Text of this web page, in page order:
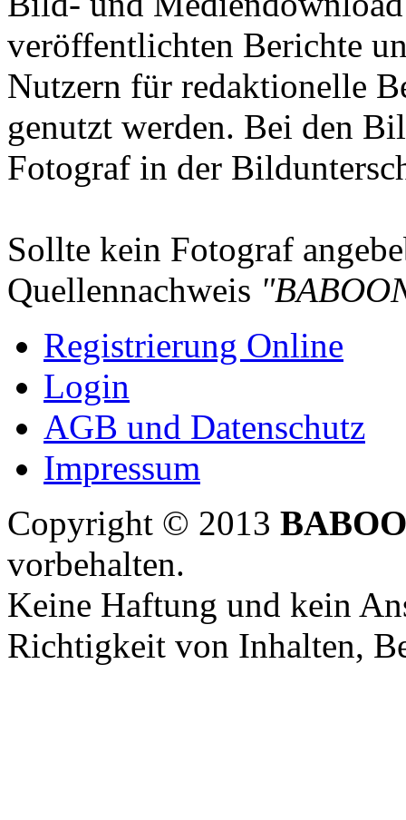
veröffentlichten Berichte
Nutzern für redaktionelle
genutzt werden. Bei den
Fotograf in der
Sollte kein Fotograf
Quellennachweis
Registrierung Online
Login
AGB und Datenschutz
Impressum
Copyright © 2013
vorbehalten.
Keine Haftung und kein
Richtigkeit von Inhalten,